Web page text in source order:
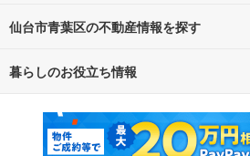
路線・駅から探す
通勤・通学時間から探す
仙台市青葉区の不動産情報を探す
不動産・住宅
新築マンション 中古
暮らしのお役立ち情報
マンションカタログ 教え